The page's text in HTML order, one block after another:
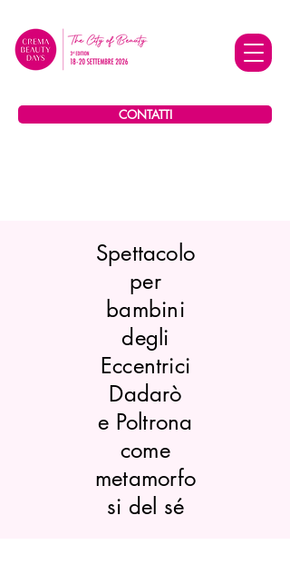
CONTATTI
Spettacolo
per
bambini
degli
Eccentrici
Dadarò
e Poltrona
come
metamorfo
si del sé